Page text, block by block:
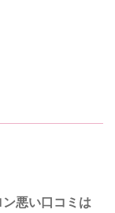
悪い口コミは